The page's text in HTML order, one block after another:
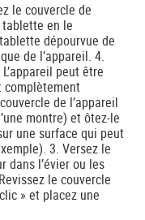
le couvercle de
tablette en le
dépourvue de
de l’appareil. 4.
peut être
de l’appareil
montre) et ôtez-le
une surface qui peut
3. Versez le
dans l’évier ou les
le couvercle
» et placez une